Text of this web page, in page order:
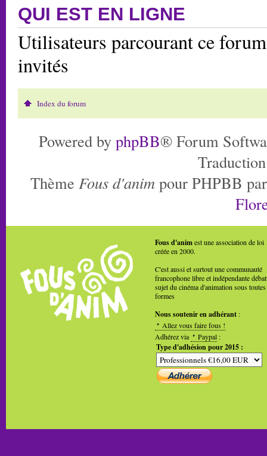
QUI EST EN LIGNE
Utilisateurs parcourant ce
invités
Index du forum
Powered by phpBB® Forum
Thème Fous d'anim pour PHPBB
Fous d'animest une association de loi
créée en 2000.
C'est aussi et surtout une communauté
francophone libre et indépendante
sujet du cinéma d'animation sous toutes
formes
Nous soutenir en adhérant :
Allez vous faire fous !
Adhérez via
Paypal :
Type d'adhésion pour 2015 :